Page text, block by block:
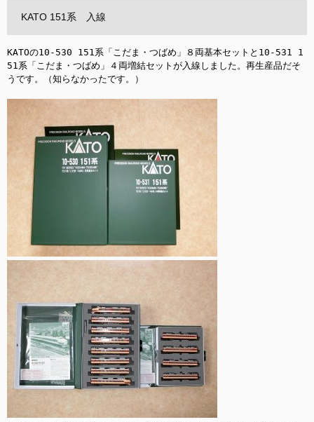
KATO 151系 入線
KATOの10-530 151系「こだま・つばめ」８両基本セットと10-531 1
51系「こだま・つばめ」４両増結セットが入線しました。再生産品だそ
うです。（知らなかったです。）